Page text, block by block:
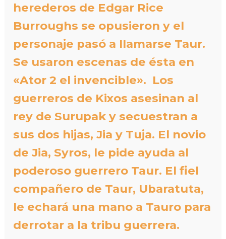
herederos de Edgar Rice
Burroughs se opusieron y el
personaje pasó a llamarse Taur.
Se usaron escenas de ésta en
«Ator 2 el invencible». Los
guerreros de Kixos asesinan al
rey de Surupak y secuestran a
sus dos hijas, Jia y Tuja. El novio
de Jia, Syros, le pide ayuda al
poderoso guerrero Taur. El fiel
compañero de Taur, Ubaratuta,
le echará una mano a Tauro para
derrotar a la tribu guerrera.